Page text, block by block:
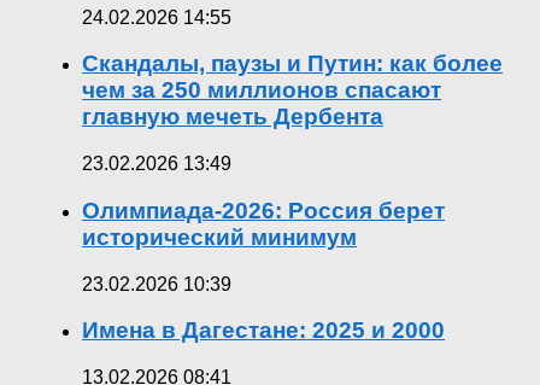
24.02.2026 14:55
Скандалы, паузы и Путин: как более
чем за 250 миллионов спасают
главную мечеть Дербента
23.02.2026 13:49
Олимпиада-2026: Россия берет
исторический минимум
23.02.2026 10:39
Имена в Дагестане: 2025 и 2000
13.02.2026 08:41